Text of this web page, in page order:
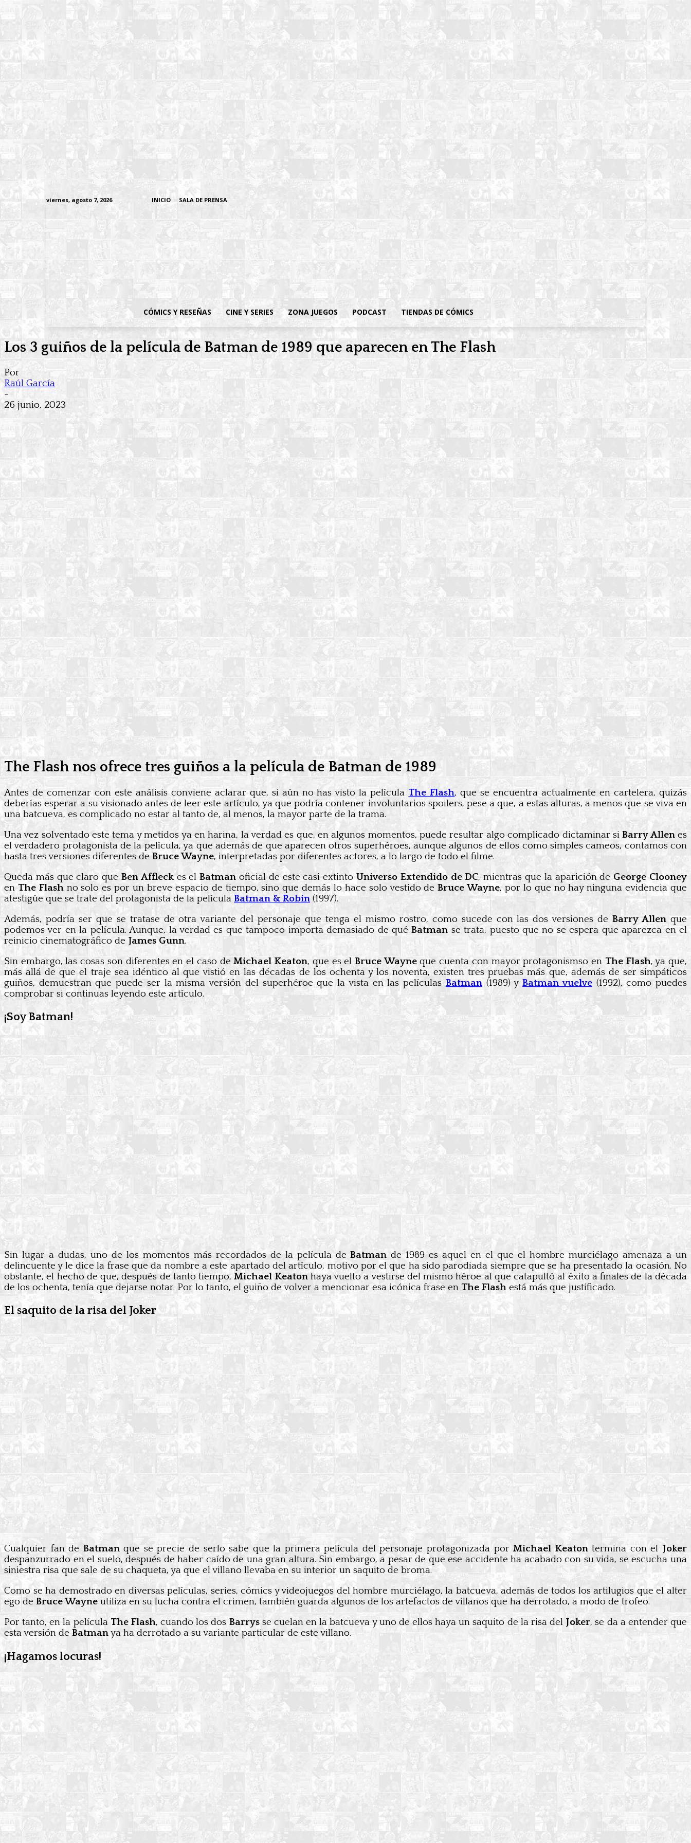
viernes, agosto 7, 2026 INICIO SALA DE PRENSA
CÓMICS Y RESEÑAS CINE Y SERIES ZONA JUEGOS PODCAST TIENDAS DE CÓMICS
Los 3 guiños de la película de Batman de 1989 que aparecen en The Flash
Por
Raúl García
-
26 junio, 2023
The Flash nos ofrece tres guiños a la película de Batman de 1989
Antes de comenzar con este análisis conviene aclarar que, si aún no has visto la película The Flash, que se encuentra actualmente en cartelera, quizás
deberías esperar a su visionado antes de leer este artículo, ya que podría contener involuntarios spoilers, pese a que, a estas alturas, a menos que se viva en
una batcueva, es complicado no estar al tanto de, al menos, la mayor parte de la trama.
Una vez solventado este tema y metidos ya en harina, la verdad es que, en algunos momentos, puede resultar algo complicado dictaminar siBarry Allenes
el verdadero protagonista de la película, ya que además de que aparecen otros superhéroes, aunque algunos de ellos como simples cameos, contamos con
hasta tres versiones diferentes deBruce Wayne, interpretadas por diferentes actores, a lo largo de todo el filme.
Queda más que claro que Ben Affleckes elBatman oficial de este casi extintoUniverso Extendido de DC, mientras que la aparición de George Clooney
enThe Flashno solo es por un breve espacio de tiempo, sino que demás lo hace solo vestido deBruce Wayne, por lo que no hay ninguna evidencia que
atestigüe que se trate del protagonista de la película Batman & Robin (1997).
Además, podría ser que se tratase de otra variante del personaje que tenga el mismo rostro, como sucede con las dos versiones deBarry Allen que
podemos ver en la película. Aunque, la verdad es que tampoco importa demasiado de quéBatman se trata, puesto que no se espera que aparezca en el
reinicio cinematográfico de James Gunn.
Sin embargo, las cosas son diferentes en el caso deMichael Keaton, que es el Bruce Wayneque cuenta con mayor protagonismso en The Flash, ya que,
más allá de que el traje sea idéntico al que vistió en las décadas de los ochenta y los noventa, existen tres pruebas más que, además de ser simpáticos
guiños, demuestran que puede ser la misma versión del superhéroe que la vista en las películas Batman(1989) yBatman vuelve(1992), como puedes
comprobar si continuas leyendo este artículo.
¡Soy Batman!
Sin lugar a dudas, uno de los momentos más recordados de la película deBatman de 1989 es aquel en el que el hombre murciélago amenaza a un
delincuente y le dice la frase que da nombre a este apartado del artículo, motivo por el que ha sido parodiada siempre que se ha presentado la ocasión. No
obstante, el hecho de que, después de tanto tiempo,Michael Keatonhaya vuelto a vestirse del mismo héroe al que catapultó al éxito a finales de la década
de los ochenta, tenía que dejarse notar. Por lo tanto, el guiño de volver a mencionar esa icónica frase en The Flash está más que justificado.
El saquito de la risa del Joker
Cualquier fan de Batmanque se precie de serlo sabe que la primera película del personaje protagonizada porMichael Keatontermina con el Joker
despanzurrado en el suelo, después de haber caído de una gran altura. Sin embargo, a pesar de que ese accidente ha acabado con su vida, se escucha una
siniestra risa que sale de su chaqueta, ya que el villano llevaba en su interior un saquito de broma.
Como se ha demostrado en diversas películas, series, cómics y videojuegos del hombre murciélago, la batcueva, además de todos los artilugios que el alter
ego de Bruce Wayne utiliza en su lucha contra el crimen, también guarda algunos de los artefactos de villanos que ha derrotado, a modo de trofeo.
Por tanto, en la película The Flash, cuando los dos Barrysse cuelan en la batcueva y uno de ellos haya un saquito de la risa del Joker, se da a entender que
esta versión de Batmanya ha derrotado a su variante particular de este villano.
¡Hagamos locuras!